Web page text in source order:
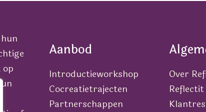
Aanbod
Introductieworkshop
Cocreatietrajecten
Partnerschappen
Over